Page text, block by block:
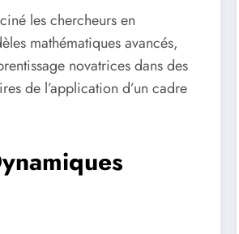
les chercheurs en
mathématiques avancés,
novatrices dans des
de l’application d’un cadre